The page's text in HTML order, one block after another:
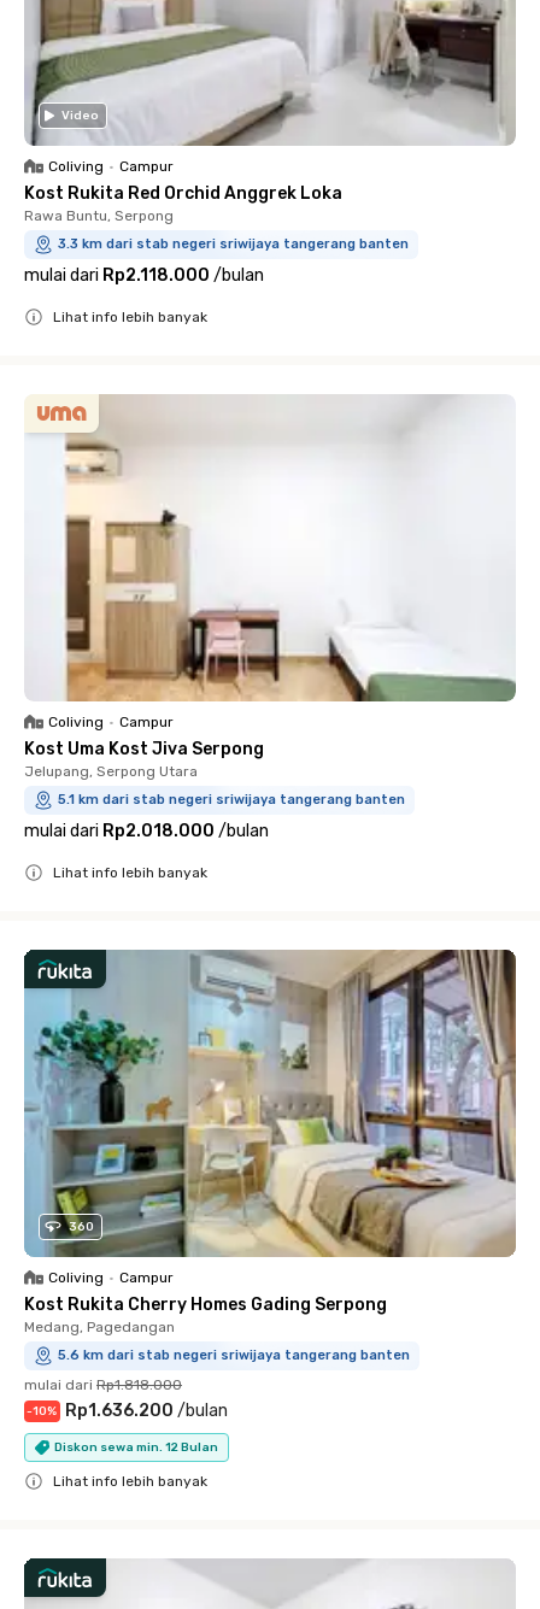
Video
Coliving • Campur
Kost Rukita Red Orchid Anggrek Loka
Rawa Buntu, Serpong
3.3 km dari stab negeri sriwijaya tangerang banten
mulai dari Rp2.118.000 /bulan
Lihat info lebih banyak
Coliving • Campur
Kost Uma Kost Jiva Serpong
Jelupang, Serpong Utara
5.1 km dari stab negeri sriwijaya tangerang banten
mulai dari Rp2.018.000 /bulan
Lihat info lebih banyak
360
Coliving • Campur
Kost Rukita Cherry Homes Gading Serpong
Medang, Pagedangan
5.6 km dari stab negeri sriwijaya tangerang banten
mulai dari Rp1.818.000
-10% Rp1.636.200 /bulan
Diskon sewa min. 12 Bulan
Lihat info lebih banyak